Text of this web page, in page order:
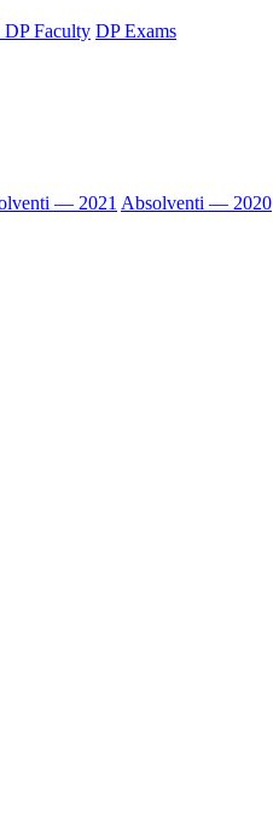
Faculty DP Exams
— 2021 Absolventi — 2020